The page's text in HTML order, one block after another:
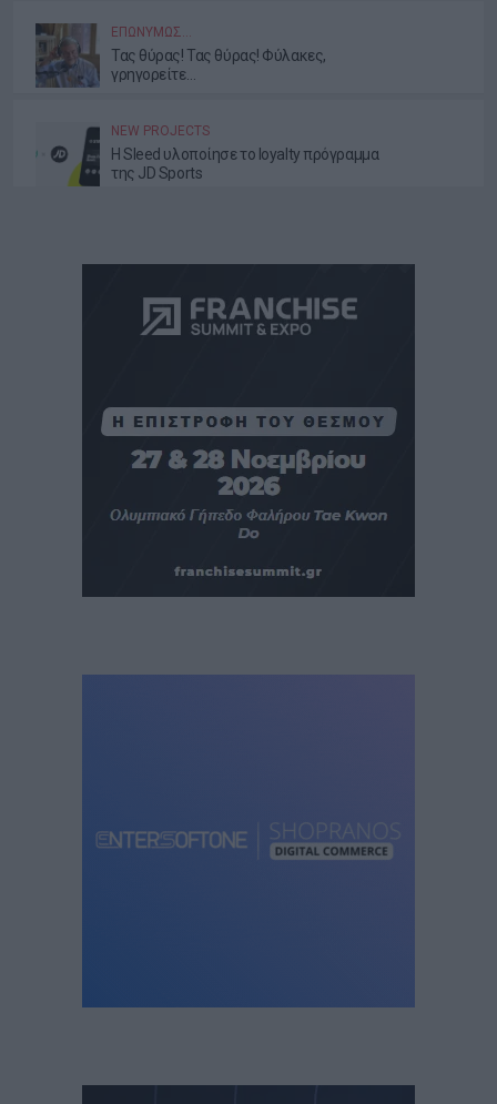
ΕΠΩΝΎΜΩΣ…
Τας θύρας! Τας θύρας! Φύλακες,
γρηγορείτε…
NEW PROJECTS
Η Sleed υλοποίησε το loyalty πρόγραμμα
της JD Sports